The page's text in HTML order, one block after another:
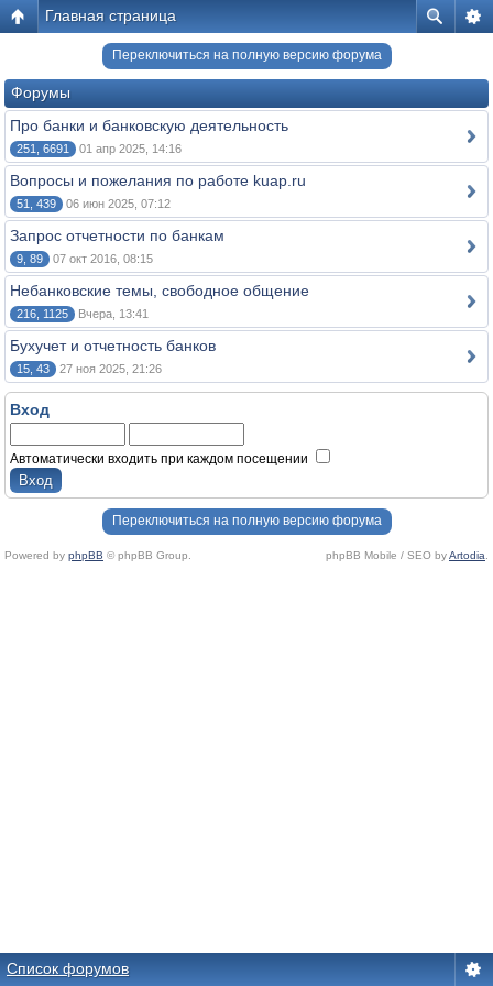
Главная страница
Переключиться на полную версию форума
Форумы
Про банки и банковскую деятельность
251, 6691 01 апр 2025, 14:16
Вопросы и пожелания по работе kuap.ru
51, 439 06 июн 2025, 07:12
Запрос отчетности по банкам
9, 89 07 окт 2016, 08:15
Небанковские темы, свободное общение
216, 1125 Вчера, 13:41
Бухучет и отчетность банков
15, 43 27 ноя 2025, 21:26
Вход
Автоматически входить при каждом посещении
Переключиться на полную версию форума
Powered by phpBB © phpBB Group. phpBB Mobile / SEO byArtodia
Список форумов